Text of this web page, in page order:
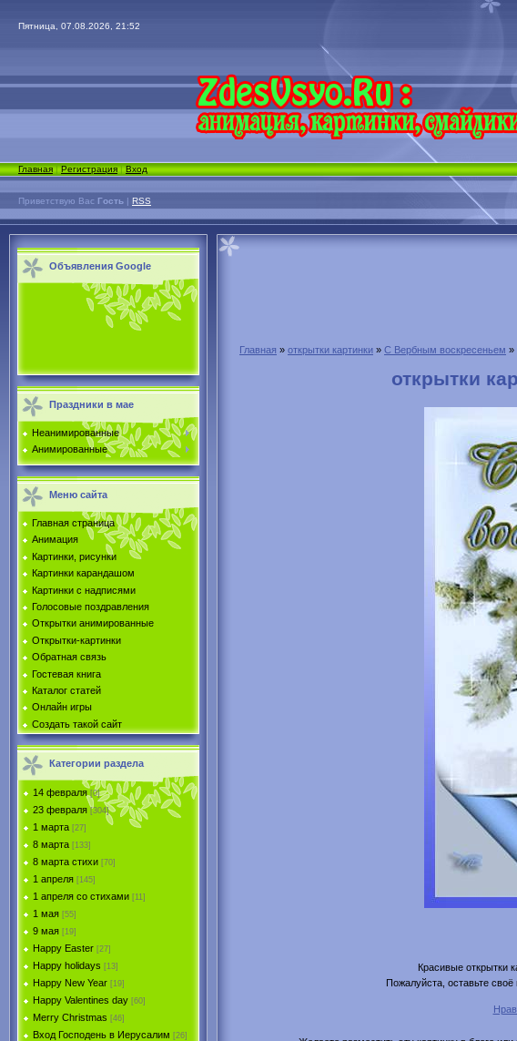
Пятница, 07.08.2026, 21:52
Главная|Регистрация|Вход
Приветствую Вас Гость | RSS
Объявления Google
Праздники в мае
Неанимированные
Анимированные
Меню сайта
Главная страница
Анимация
Картинки, рисунки
Картинки карандашом
Картинки с надписями
Голосовые поздравления
Открытки анимированные
Открытки-картинки
Обратная связь
Гостевая книга
Каталог статей
Онлайн игры
Создать такой сайт
Категории раздела
14 февраля [0]
23 февраля [304]
1 марта [27]
8 марта [133]
8 марта стихи [70]
1 апреля [145]
1 апреля со стихами [11]
1 мая [55]
9 мая [19]
Happy Easter [27]
Happy holidays [13]
Happy New Year [19]
Happy Valentines day [60]
Merry Christmas [46]
Вход Господень в Иерусалим [26]
Главная » открытки картинки » С Вербным воскресеньем »
открытки
Красивые открытки
Пожалуйста, оставьте